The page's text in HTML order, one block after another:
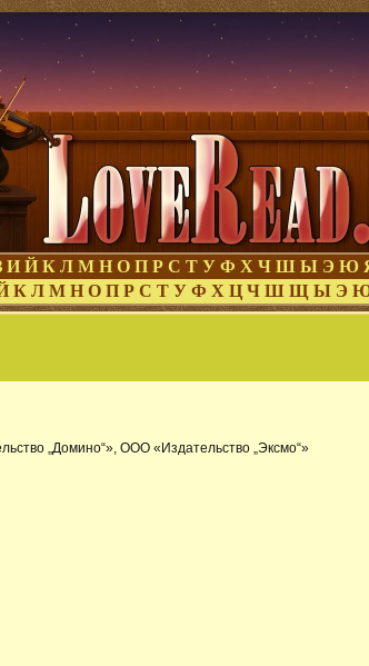
И Й К Л М Н О П Р С Т У Ф Х Ч Ш Ы Э Ю
К Л М Н О П Р С Т У Ф Х Ц Ч Ш Щ Ы Э
„Домино“», ООО «Издательство „Эксмо“»